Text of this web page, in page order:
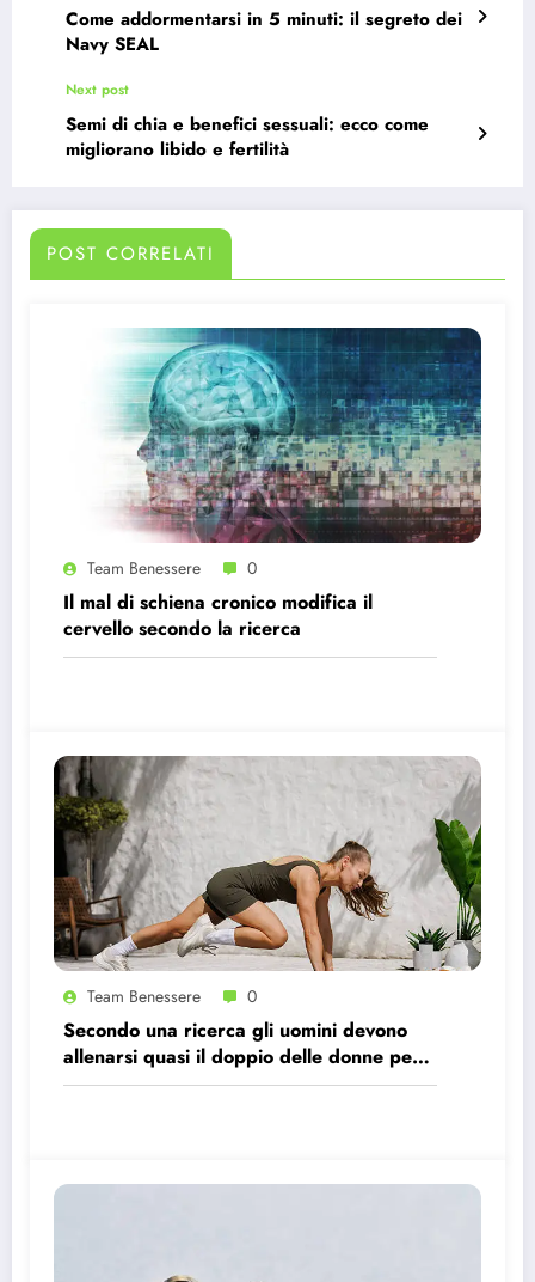
Come addormentarsi in 5 minuti: il segreto dei
Navy SEAL
Next post
Semi di chia e benefici sessuali: ecco come
migliorano libido e fertilità
POST CORRELATI
Team Benessere 0
Il mal di schiena cronico modifica il
cervello secondo la ricerca
Team Benessere 0
Secondo una ricerca gli uomini devono
allenarsi quasi il doppio delle donne per
avere gli stessi effetti benefici sul cuore